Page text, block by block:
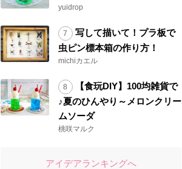
yuidrop
写して描いて！プラ板で
虫ピン標本箱の作り方！
michiカエル
【食玩DIY】100均雑貨で
♪夏のひんやり～メロンクリー
ムソーダ
桃咲マルク
アイデアランキングへ